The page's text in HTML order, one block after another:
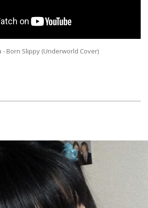
- Born Slippy (Underworld Cover)